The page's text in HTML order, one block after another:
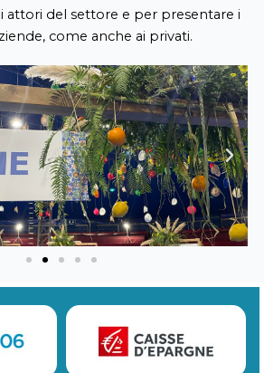
attori del settore e per presentare i
come anche ai privati.
Next